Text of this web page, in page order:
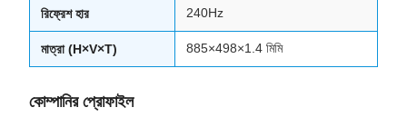
রিফ্রেশ হার 240Hz
মাত্রা (H×V×T) 885×498×1.4 মিমি
কোম্পানির প্রোফাইল